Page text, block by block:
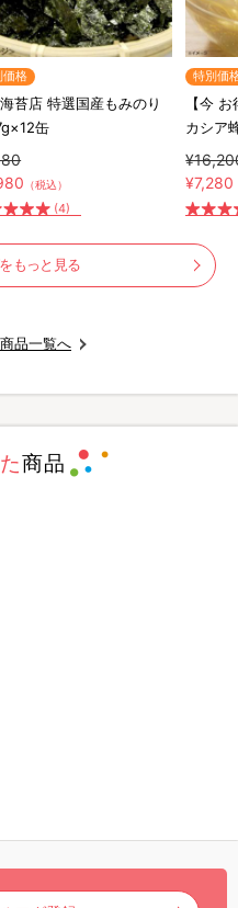
価格
苔店 特選国産もみのり
缶
（税込）
(4)
特別価
【今
カシア
シア蜂
ト付き
¥7,280
もっと見る
品一覧へ
商品